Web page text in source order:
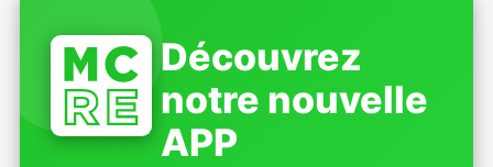
Découvrez
notre nouvelle
APP